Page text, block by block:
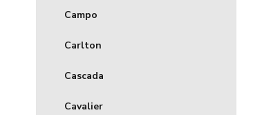
Campo
Carlton
Cascada
Cavalier